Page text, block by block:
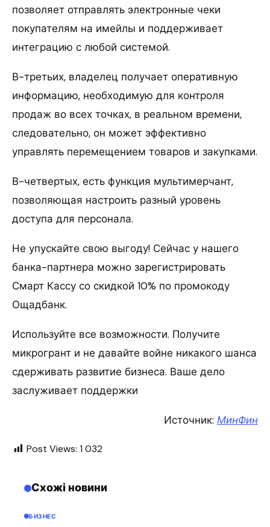
позволяет отправлять электронные чеки
покупателям на имейлы и поддерживает
интеграцию с любой системой.
В-третьих, владелец получает оперативную
информацию, необходимую для контроля
продаж во всех точках, в реальном времени,
следовательно, он может эффективно
управлять перемещением товаров и закупками.
В-четвертых, есть функция мультимерчант,
позволяющая настроить разный уровень
доступа для персонала.
Не упускайте свою выгоду! Сейчас у нашего
банка-партнера можно зарегистрировать
Смарт Кассу со скидкой 10% по промокоду
Ощадбанк.
Используйте все возможности. Получите
микрогрант и не давайте войне никакого шанса
сдерживать развитие бизнеса. Ваше дело
заслуживает поддержки
Источник: МинФин
Post Views: 1 032
Схожі новини
БИЗНЕС